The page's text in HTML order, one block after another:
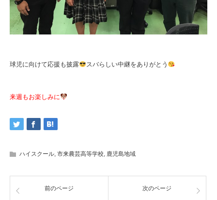
球児に向けて応援も披露 スバらしい中継をありがとう
来週もお楽しみに
ハイスクール, 市来農芸高等学校, 鹿児島地域
前のページ 次のページ